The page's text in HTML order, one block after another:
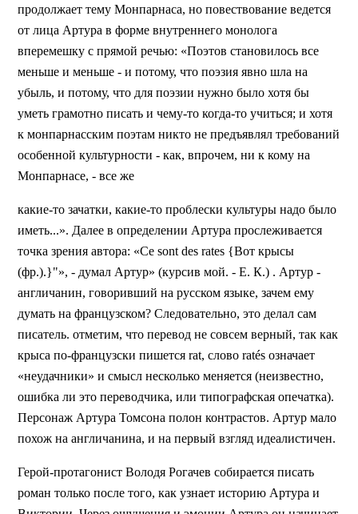
продолжает тему Монпарнаса, но повествование ведется
от лица Артура в форме внутреннего монолога
вперемешку с прямой речью: «Поэтов становилось все
меньше и меньше - и потому, что поэзия явно шла на
убыль, и потому, что для поэзии нужно было хотя бы
уметь грамотно писать и чему-то когда-то учиться; и хотя
к монпарнасским поэтам никто не предъявлял требований
особенной культурности - как, впрочем, ни к кому на
Монпарнасе, - все же
какие-то зачатки, какие-то проблески культуры надо было
иметь...». Далее в определении Артура прослеживается
точка зрения автора: «Ce sont des rates {Вот крысы
(фр.).}"», - думал Артур» (курсив мой. - Е. К.) . Артур -
англичанин, говоривший на русском языке, зачем ему
думать на французском? Следовательно, это делал сам
писатель. отметим, что перевод не совсем верный, так как
крыса по-французски пишется rat, слово ratés означает
«неудачники» и смысл несколько меняется (неизвестно,
ошибка ли это переводчика, или типографская опечатка).
Персонаж Артура Томсона полон контрастов. Артур мало
похож на англичанина, и на первый взгляд идеалистичен.
Герой-протагонист Володя Рогачев собирается писать
роман только после того, как узнает историю Артура и